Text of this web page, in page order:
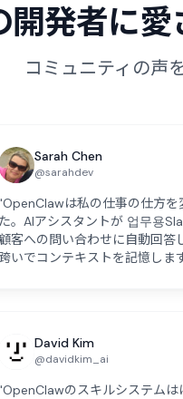
開発者に愛
コミュニティの声
Sarah Chen
@sarahdev
は私の仕事の仕方を
た。AIアシスタントが 업무용
顧客への問い合わせに自動回答
いでコンテキストを記憶しま
David Kim
@davidkim_ai
のスキルシステムは